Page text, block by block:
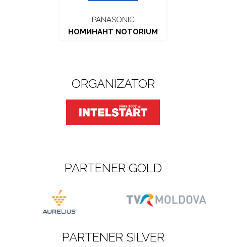
PANASONIC
НОМИНАНТ NOTORIUM
ORGANIZATOR
PARTENER GOLD
PARTENER SILVER